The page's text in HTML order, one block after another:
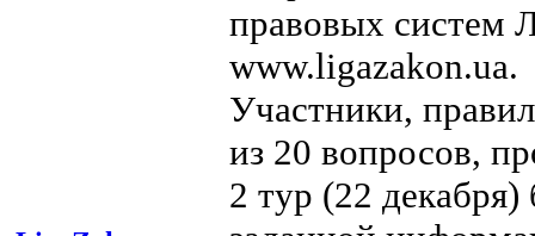
правовых систем
www.ligazakon.ua.
Участники,
из 20 вопросов,
2 тур (22 декабря)